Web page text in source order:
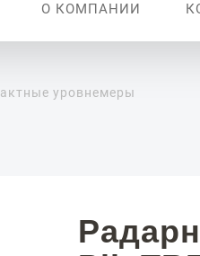
О КОМПАНИИ
уровнемеры